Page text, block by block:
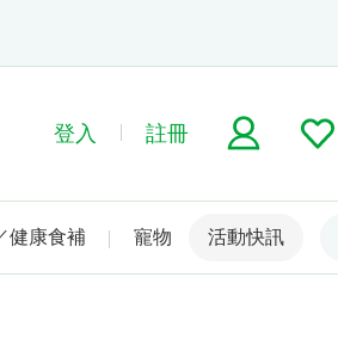
登入 註冊
健康食補 寵物 名人嚴選
活動快訊